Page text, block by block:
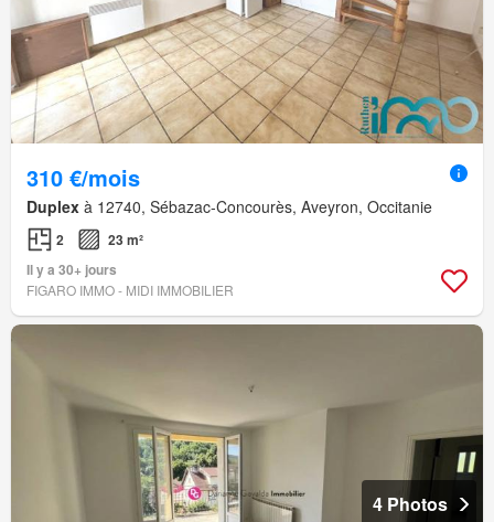
310 €/mois
Duplex à 12740, Sébazac-Concourès, Aveyron, Occitanie
2
23 m²
Il y a 30+ jours
FIGARO IMMO - MIDI IMMOBILIER
4 Photos